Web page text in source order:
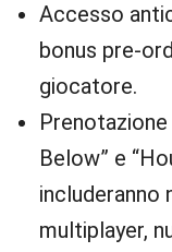
Accesso
bonus pre-
giocatore.
Prenotazione
Below” e
includeranno
multiplayer,